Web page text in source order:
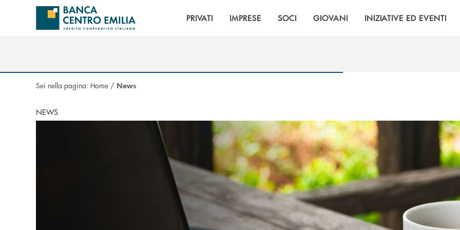
Salta al contenuto principale
PRIVATI IMPRESE SOCI GIOVANI INIZIATIVE ED EVENTI
Sei nella pagina: Home / News
NEWS